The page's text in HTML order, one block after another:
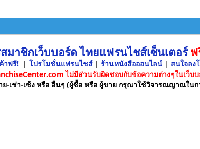
มาชิกเว็บบอร์ด ไทยแฟรนไชส์เซ็นเตอร์ฟ
าฟรี! | โปรโมชั่นแฟรนไชส์ | ร้านหนังสือออนไลน์ | สนใจลง
ไม่มีส่วนรับผิดชอบกับข้อความต่างๆในเว็บ
ย-เช่า-เซ้ง หรือ อื่นๆ (ผู้ซื้อ หรือ ผู้ขาย กรุณาใช้วิจารณญาณใน